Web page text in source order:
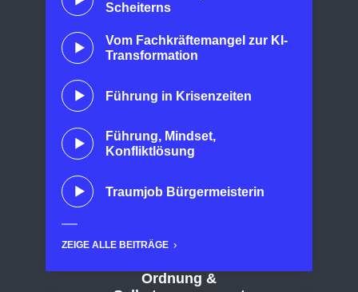
Scheiterns
Vom Fachkräftemangel zur KI-
Transformation
Führung in Krisenzeiten
Führung, Mindset,
Konfliktlösung
Traumjob Bürgermeisterin
ZEIGE ALLE BEITRÄGE
Ordnung &